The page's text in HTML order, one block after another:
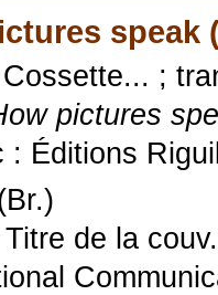
speak
;
pictures
: Éditions
de la